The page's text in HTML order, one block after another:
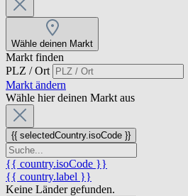
Wähle deinen Markt
Markt finden
PLZ / Ort
Markt ändern
Wähle hier deinen Markt aus
{{ selectedCountry.isoCode }}
{{ country.isoCode }}
{{ country.label }}
Keine Länder gefunden.